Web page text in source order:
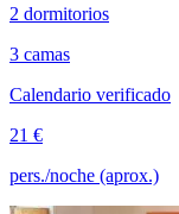
2 dormitorios
3 camas
Calendario verificado
21 €
pers./noche (aprox.)